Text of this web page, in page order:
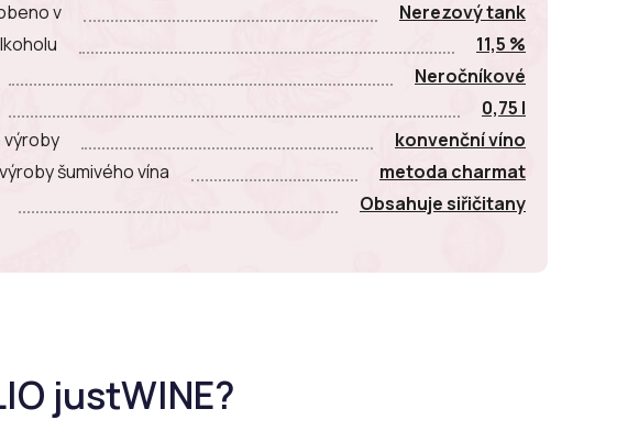
v
Nerezový tank
11,5 %
Neročníkové
0,75 l
výroby
konvenční víno
šumivého vína
metoda charmat
Obsahuje siřičitany